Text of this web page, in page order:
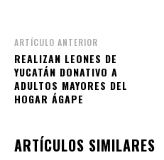
ARTÍCULO ANTERIOR
REALIZAN LEONES DE
YUCATÁN DONATIVO A
ADULTOS MAYORES DEL
HOGAR ÁGAPE
ARTÍCULOS SIMILARES